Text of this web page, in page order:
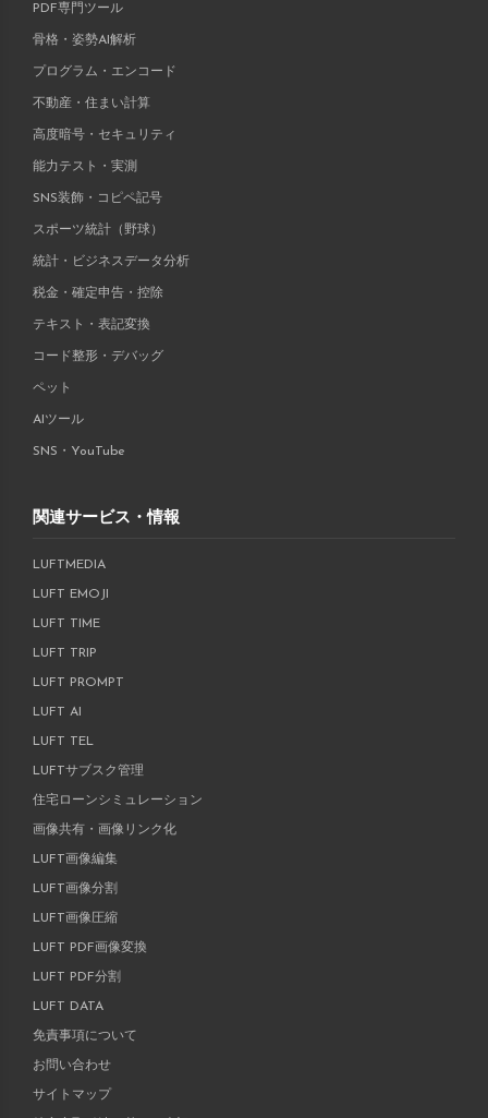
PDF専門ツール
骨格・姿勢AI解析
プログラム・エンコード
不動産・住まい計算
高度暗号・セキュリティ
能力テスト・実測
SNS装飾・コピペ記号
スポーツ統計（野球）
統計・ビジネスデータ分析
税金・確定申告・控除
テキスト・表記変換
コード整形・デバッグ
ペット
AIツール
SNS・YouTube
関連サービス・情報
LUFTMEDIA
LUFT EMOJI
LUFT TIME
LUFT TRIP
LUFT PROMPT
LUFT AI
LUFT TEL
LUFTサブスク管理
住宅ローンシミュレーション
画像共有・画像リンク化
LUFT画像編集
LUFT画像分割
LUFT画像圧縮
LUFT PDF画像変換
LUFT PDF分割
LUFT DATA
免責事項について
お問い合わせ
サイトマップ